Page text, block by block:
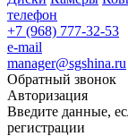
телефон
+7 (968) 777-32-53
e-mail
manager@sgshina.ru
Обратный звонок
Авторизация
Введите данные,
регистрации